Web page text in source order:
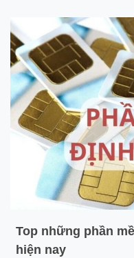
Top những phần
hiện nay